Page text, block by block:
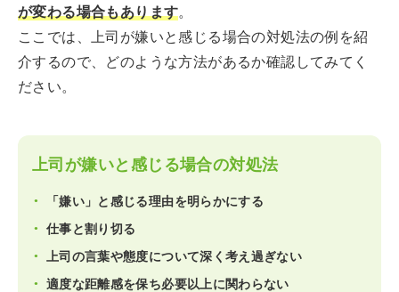
が変わる場合もあります。
ここでは、上司が嫌いと感じる場合の対処法の例を紹
介するので、どのような方法があるか確認してみてく
ださい。
上司が嫌いと感じる場合の対処法
「嫌い」と感じる理由を明らかにする
仕事と割り切る
上司の言葉や態度について深く考え過ぎない
適度な距離感を保ち必要以上に関わらない